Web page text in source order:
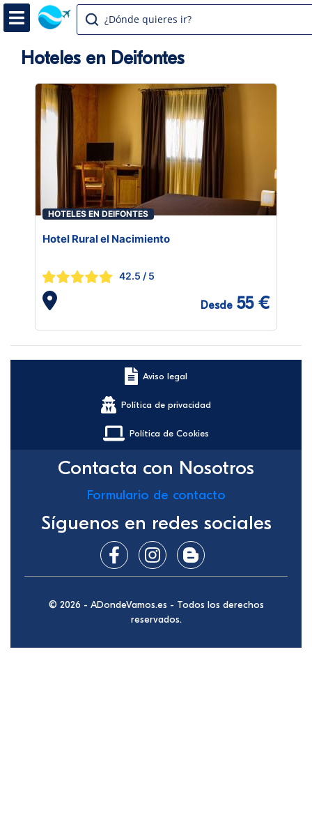
¿Dónde quieres ir?
Hoteles en Deifontes
HOTELES EN DEIFONTES
Hotel Rural el Nacimiento
42.5 / 5
Desde 55 €
Aviso legal
Política de privacidad
Política de Cookies
Contacta con Nosotros
Formulario de contacto
Síguenos en redes sociales
© 2026 - ADondeVamos.es - Todos los derechos
reservados.